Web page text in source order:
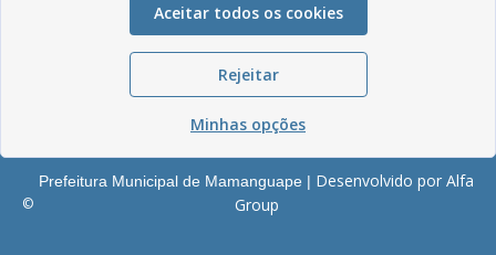
Glossário
Serviços Internos
©
Prefeitura Municipal de Mamanguape | Desenvolvido por Alfa
Group
Aceitar todos os cookies
Rejeitar
Minhas opções